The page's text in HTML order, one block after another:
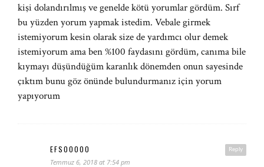
kişi dolandırılmış ve genelde kötü yorumlar gördüm. Sırf
bu yüzden yorum yapmak istedim. Vebale girmek
istemiyorum kesin olarak size de yardımcı olur demek
istemiyorum ama ben %100 faydasını gördüm, canıma bile
kıymayı düşündüğüm karanlık dönemden onun sayesinde
çıktım bunu göz önünde bulundurmanız için yorum
yapıyorum
Reply
EFSOOOOO
Temmuz 6, 2018 at 7:54 pm